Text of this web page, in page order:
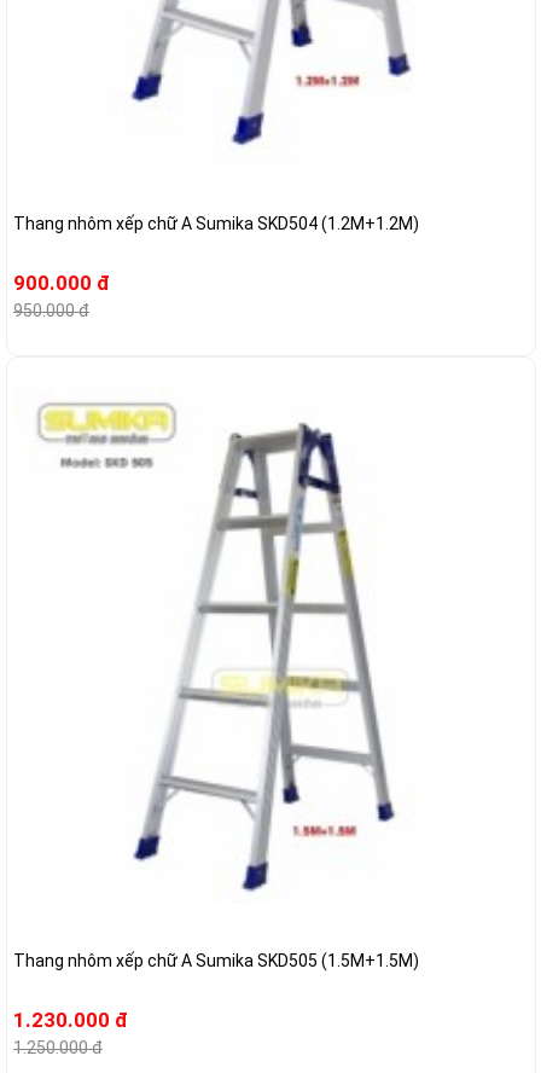
Thang nhôm xếp chữ A Sumika SKD504 (1.2M+1.2M)
900.000 đ
950.000 đ
Thang nhôm xếp chữ A Sumika SKD505 (1.5M+1.5M)
1.230.000 đ
1.250.000 đ